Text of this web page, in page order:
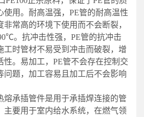
使用。耐高温强，PE管的耐高温性
常高的环境下使用而不会断裂，
。抗冲击性强，PE管的抗冲击
工时管材不易受到冲击而破裂，增
性。易加工，PE管不会存在控制交
问题，加工容易且加工后不会影响
熔承插管件是用于承插焊连接的管
主要用于室内给水系统，在燃气领